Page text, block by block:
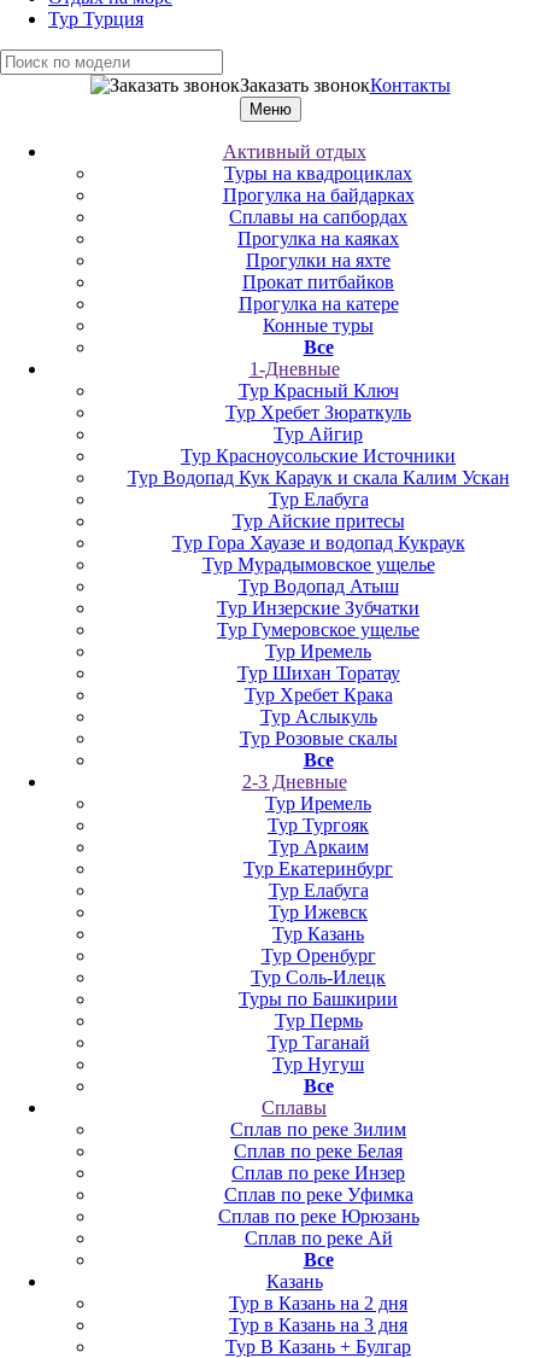
Тур Турция
Заказать звонокКонтакты
Меню
Активный отдых
Туры на квадроциклах
Прогулка на байдарках
Сплавы на сапбордах
Прогулка на каяках
Прогулки на яхте
Прокат питбайков
Прогулка на катере
Конные туры
Все
1-Дневные
Тур Красный Ключ
Тур Хребет Зюраткуль
Тур Айгир
Тур Красноусольские Источники
Тур Водопад Кук Караук и скала Калим Ускан
Тур Елабуга
Тур Айские притесы
Тур Гора Хауазе и водопад Кукраук
Тур Мурадымовское ущелье
Тур Водопад Атыш
Тур Инзерские Зубчатки
Тур Гумеровское ущелье
Тур Иремель
Тур Шихан Торатау
Тур Хребет Крака
Тур Аслыкуль
Тур Розовые скалы
Все
2-3 Дневные
Тур Иремель
Тур Тургояк
Тур Аркаим
Тур Екатеринбург
Тур Елабуга
Тур Ижевск
Тур Казань
Тур Оренбург
Тур Соль-Илецк
Туры по Башкирии
Тур Пермь
Тур Таганай
Тур Нугуш
Все
Сплавы
Сплав по реке Зилим
Сплав по реке Белая
Сплав по реке Инзер
Сплав по реке Уфимка
Сплав по реке Юрюзань
Сплав по реке Ай
Все
Казань
Тур в Казань на 2 дня
Тур в Казань на 3 дня
Тур В Казань + Булгар